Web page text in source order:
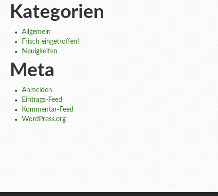
Kategorien
Allgemein
Frisch eingetroffen!
Neuigkeiten
Meta
Anmelden
Eintrags-Feed
Kommentar-Feed
WordPress.org